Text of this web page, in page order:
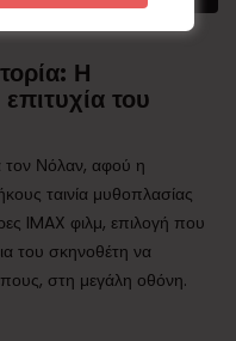
Η
του
τον Νόλαν, αφού η
ταινία μυθοπλασίας
IMAX φιλμ, επιλογή που
του σκηνοθέτη να
στη μεγάλη οθόνη.